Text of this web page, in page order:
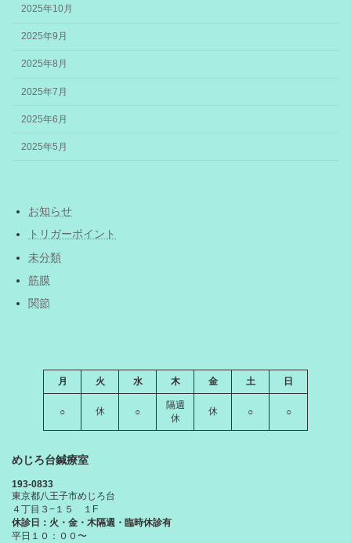
2025年10月
2025年9月
2025年8月
2025年7月
2025年6月
2025年5月
お知らせ
トリガーポイント
未分類
筋膜
関節
月 火 水 木 金 土 日
○ 休 ○
隔週
休
休 ○ ○
めじろ台鍼療室
193-0833
東京都八王子市めじろ台
４丁目３−１５ １F
休診日：火・金・木隔週・臨時休診有
平日１０：００〜